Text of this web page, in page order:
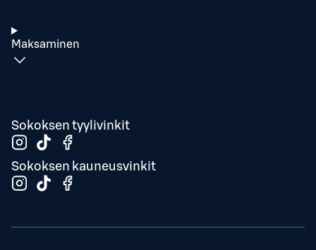
Maksaminen
Sokoksen tyylivinkit
Sokoksen kauneusvinkit